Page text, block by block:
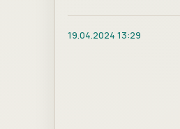
19.04.2024 13:29